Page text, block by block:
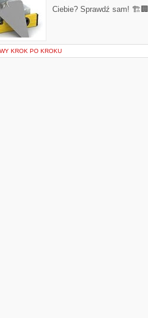
Ciebie? Sprawdź sam!
KROK PO KROKU